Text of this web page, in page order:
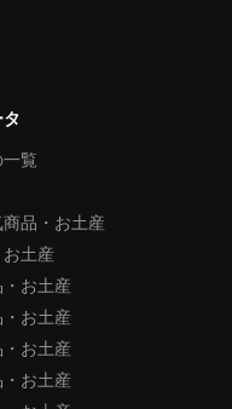
覧
品・お土産
土産
お土産
お土産
お土産
お土産